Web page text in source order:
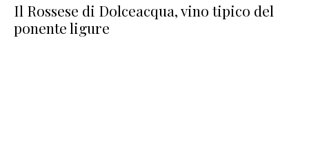
Il Rossese di Dolceacqua, vino tipico del
ponente ligure